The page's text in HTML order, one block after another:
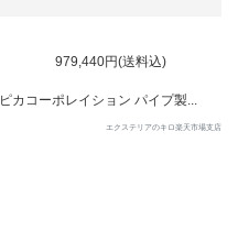
979,440円(送料込)
ピカコーポレイション パイプ製...
エクステリアのキロ楽天市場支店